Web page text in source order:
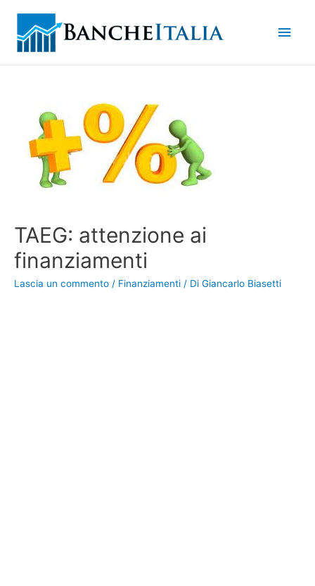
TAEG: attenzione ai
finanziamenti
Lascia un commento / Finanziamenti / Di Giancarlo Biasetti